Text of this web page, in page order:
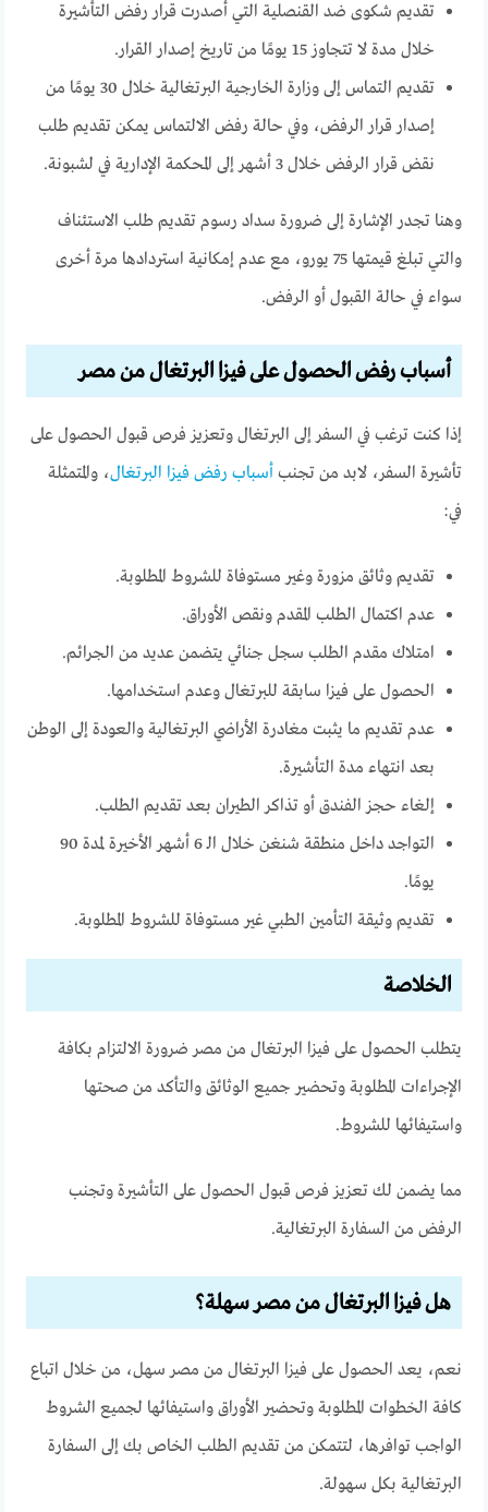
تقديم شكوى ضد القنصلية التي أصدرت قرار رفض التأشيرة
خلال مدة لا تتجاوز 15 يومًا من تاريخ إصدار القرار.
تقديم التماس إلى وزارة الخارجية البرتغالية خلال 30 يومًا من
إصدار قرار الرفض،وفي حالة رفض الالتماس يمكن تقديم طلب
نقض قرار الرفض خلال 3 أشهر إلى المحكمة الإدارية في لشبونة.
وهنا تجدر الإشارة إلى ضرورة سداد رسوم تقديم طلب الاستئناف
والتي تبلغ قيمتها 75 يورو، مع عدم إمكانية استردادها مرة أخرى
سواء في حالة القبول أو الرفض.
أسباب رفض الحصول على فيزا البرتغال من مصر
إذا كنت ترغب في السفر إلى البرتغال وتعزيز فرص قبول الحصول على
تأشيرة السفر، لابد من تجنب أسباب رفض فيزا البرتغال، والمتمثلة
في:
تقديم وثائق مزورة وغير مستوفاة للشروط المطلوبة.
عدم اكتمال الطلب المقدم ونقص الأوراق.
امتلاك مقدم الطلب سجل جنائي يتضمن عديد من الجرائم.
الحصول على فيزا سابقة للبرتغال وعدم استخدامها.
عدم تقديم ما يثبت مغادرة الأراضي البرتغالية والعودة إلى الوطن
بعد انتهاء مدة التأشيرة.
إلغاء حجز الفندق أو تذاكر الطيران بعد تقديم الطلب.
التواجد داخل منطقة شنغن خلال الـ 6 أشهر الأخيرة لمدة 90
يومًا.
تقديم وثيقة التأمين الطبي غير مستوفاة للشروط المطلوبة.
الخلاصة
يتطلب الحصول على فيزا البرتغال من مصر ضرورة الالتزام بكافة
الإجراءات المطلوبة وتحضير جميع الوثائق والتأكد من صحتها
واستيفائها للشروط.
مما يضمن لك تعزيز فرص قبول الحصول على التأشيرة وتجنب
الرفض من السفارة البرتغالية.
هل فيزا البرتغال من مصر سهلة؟
نعم، يعد الحصول على فيزا البرتغال من مصر سهل، من خلال اتباع
كافة الخطوات المطلوبة وتحضير الأوراق واستيفائها لجميع الشروط
الواجب توافرها، لتتمكن من تقديم الطلب الخاص بك إلى السفارة
البرتغالية بكل سهولة.